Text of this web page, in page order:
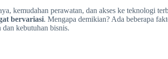
kemudahan perawatan, dan akses ke teknologi
bervariasi. Mengapa demikian? Ada beberapa
dan kebutuhan bisnis.